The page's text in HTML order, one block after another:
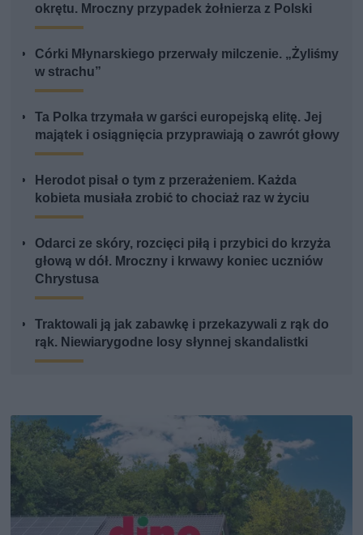
okrętu. Mroczny przypadek żołnierza z Polski
Córki Młynarskiego przerwały milczenie. „Żyliśmy
w strachu”
Ta Polka trzymała w garści europejską elitę. Jej
majątek i osiągnięcia przyprawiają o zawrót głowy
Herodot pisał o tym z przerażeniem. Każda
kobieta musiała zrobić to chociaż raz w życiu
Odarci ze skóry, rozcięci piłą i przybici do krzyża
głową w dół. Mroczny i krwawy koniec uczniów
Chrystusa
Traktowali ją jak zabawkę i przekazywali z rąk do
rąk. Niewiarygodne losy słynnej skandalistki